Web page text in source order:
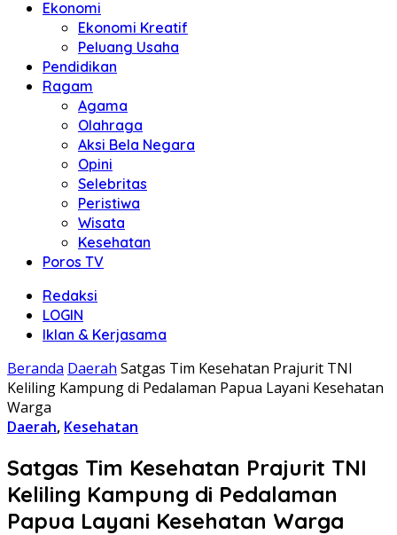
Ekonomi
Ekonomi Kreatif
Peluang Usaha
Pendidikan
Ragam
Agama
Olahraga
Aksi Bela Negara
Opini
Selebritas
Peristiwa
Wisata
Kesehatan
Poros TV
Redaksi
LOGIN
Iklan & Kerjasama
Beranda Daerah Satgas Tim Kesehatan Prajurit TNI
Keliling Kampung di Pedalaman Papua Layani Kesehatan
Warga
Daerah, Kesehatan
Satgas Tim Kesehatan Prajurit TNI
Keliling Kampung di Pedalaman
Papua Layani Kesehatan Warga